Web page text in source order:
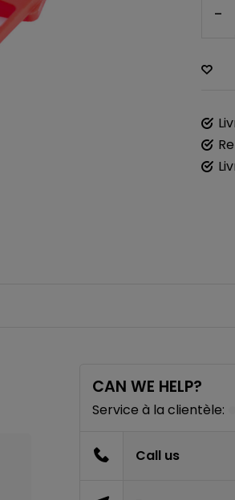
-
CAN WE HELP?
Service à la clientèle:
Call us